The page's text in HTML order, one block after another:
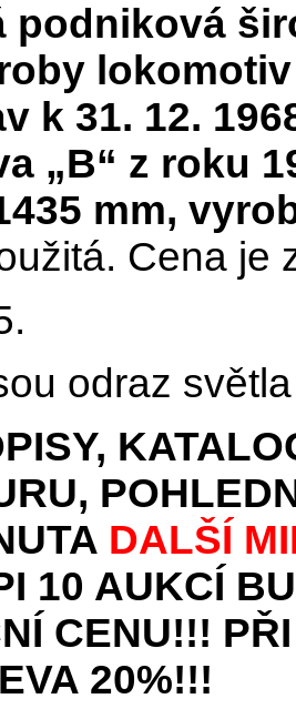
podniková
k 31. 12.
„B“ z roku
mm,
Cena je
odraz
DALŠÍ
10 AUKCÍ
CENU!!!
20%!!!